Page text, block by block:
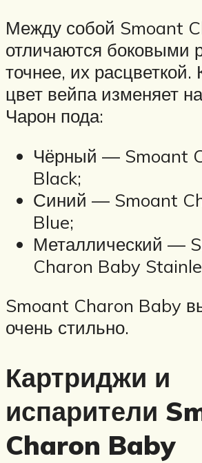
Между собой Smoant
отличаются боковыми
точнее, их
цвет вейпа изменяет
Чарон пода:
Чёрный — Smoant
Black;
Синий — Smoant
Blue;
Металлический —
Charon Baby
Smoant Charon Baby
очень стильно.
Картриджи и
испарители
Charon Baby